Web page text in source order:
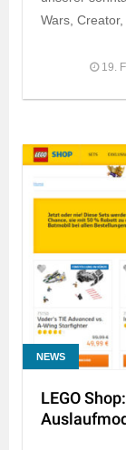
Wars, Creator,
19.
NEWS
LEGO